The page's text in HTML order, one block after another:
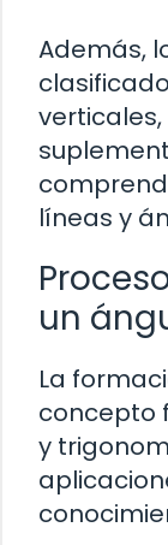
Además,
líneas y
un
La
concepto
y